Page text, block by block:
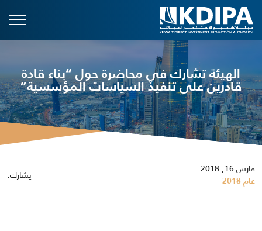
الهيئة تشارك في محاضرة حول “بناء قادة
قادرين على تنفيذ السياسات المؤسسية”
مارس 16, 2018
عام 2018 يشارك: